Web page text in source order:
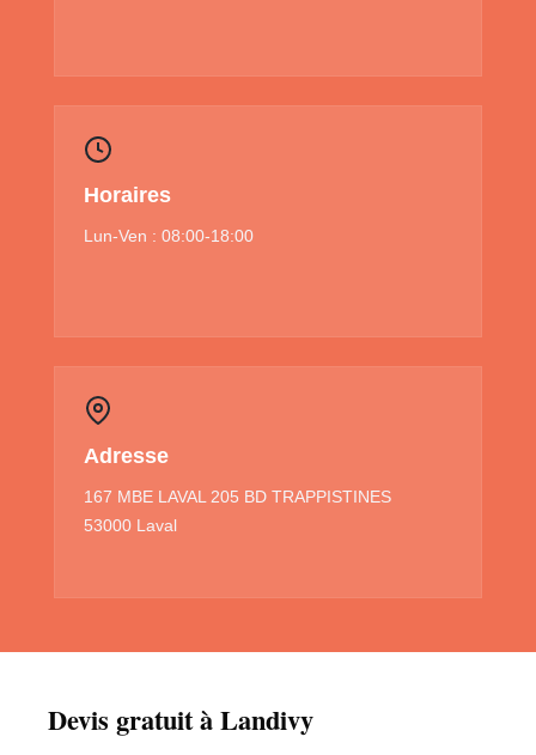
Horaires
Lun-Ven : 08:00-18:00
Adresse
167 MBE LAVAL 205 BD TRAPPISTINES
53000 Laval
Devis gratuit à Landivy